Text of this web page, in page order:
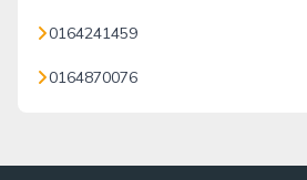
0164241459
0164870076